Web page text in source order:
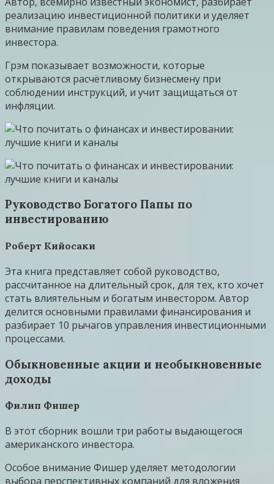
реализацию инвестиционной политики и уделяет
внимание правилам поведения грамотного
инвестора.
Грэм показывает возможности, которые
открываются расчётливому бизнесмену при
соблюдении инструкций, и учит защищаться от
инфляции.
Руководство Богатого Папы по
инвестированию
Роберт Кийосаки
Эта книга представляет собой руководство,
рассчитанное на длительный срок, для тех, кто хочет
стать влиятельным и богатым инвестором. Автор
делится основными правилами финансирования и
разбирает 10 рычагов управления инвестиционными
процессами.
Обыкновенные акции и необыкновенные
доходы
Филип Фишер
В этот сборник вошли три работы выдающегося
американского инвестора.
Особое внимание Фишер уделяет методологии
выбора перспективных компаний для вложения